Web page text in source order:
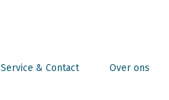
Service & Contact Over ons